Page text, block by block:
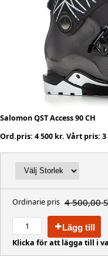
Salomon QST Access 90 CH
Ord.pris: 4 500 kr. Vårt pris: 3
Ordinarie pris 4 500,00
Lägg till
Klicka för att lägga till i